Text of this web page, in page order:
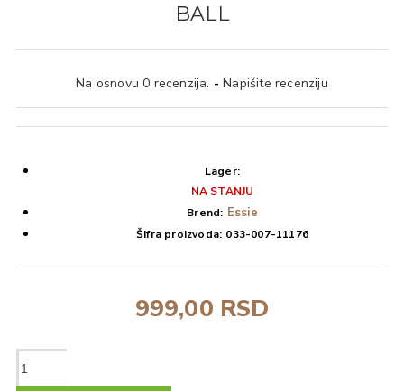
BALL
Na osnovu 0 recenzija. - Napišite recenziju
999,00 RSD
Lager:
NA STANJU
Brend: Essie
Šifra proizvoda: 033-007-11176